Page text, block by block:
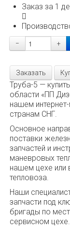
Заказ за 1
− +
Заказать
Труба-5 —
области «ПП
нашем
странам СНГ.
Основное
поставки
запчастей и
маневровых
нашем цехе или
тепловоза.
Наши
запчасти под
бригады по
сервисном цехе.